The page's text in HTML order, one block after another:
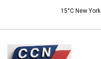
15°C New York